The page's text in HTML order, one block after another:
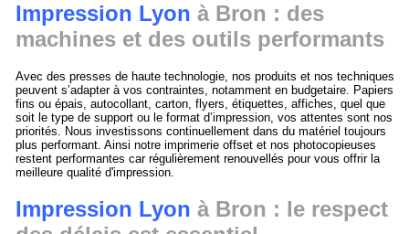
Impression Lyon à Bron : des
machines et des outils performants
Avec des presses de haute technologie, nos produits et nos techniques
peuvent s’adapter à vos contraintes, notamment en budgetaire. Papiers
fins ou épais, autocollant, carton, flyers, étiquettes, affiches, quel que
soit le type de support ou le format d’impression, vos attentes sont nos
priorités. Nous investissons continuellement dans du matériel toujours
plus performant. Ainsi notre imprimerie offset et nos photocopieuses
restent performantes car régulièrement renouvellés pour vous offrir la
meilleure qualité d'impression.
Impression Lyon à Bron : le respect